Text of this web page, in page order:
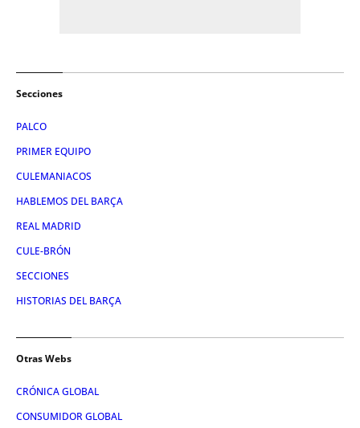
Secciones
PALCO
PRIMER EQUIPO
CULEMANIACOS
HABLEMOS DEL BARÇA
REAL MADRID
CULE-BRÓN
SECCIONES
HISTORIAS DEL BARÇA
Otras Webs
CRÓNICA GLOBAL
CONSUMIDOR GLOBAL